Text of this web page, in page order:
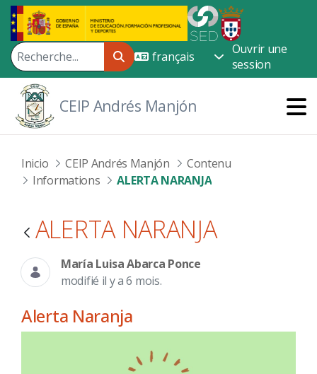
Saut au contenu principal
Ouvrir une
session
CEIP Andrés Manjón
Inicio CEIP Andrés Manjón
Contenu
Informations
ALERTA NARANJA
ALERTA NARANJA
María Luisa Abarca Ponce
modifié il y a 6 mois.
Alerta Naranja